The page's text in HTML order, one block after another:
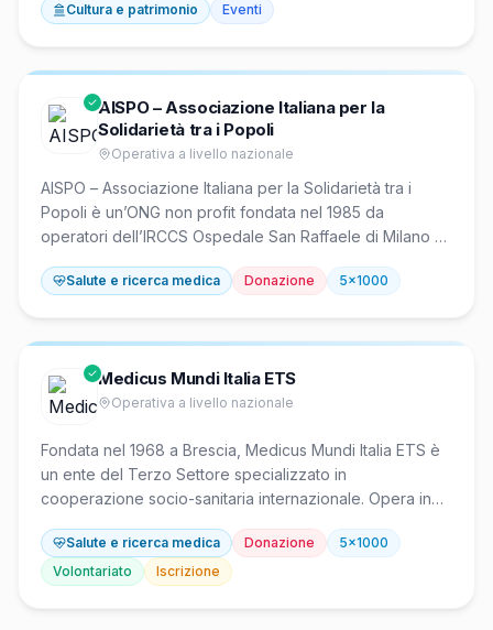
attività umanitarie, educative, artistiche e culturali. La
culto, con particolare attenzione al valore sociale del
patrimonio religioso.
Cultura e patrimonio Eventi
AISPO – Associazione Italiana per la
Solidarietà tra i Popoli
Operativa a livello nazionale
AISPO – Associazione Italiana per la Solidarietà tra i
Popoli è un’ONG non profit fondata nel 1985 da
operatori dell’IRCCS Ospedale San Raffaele di Milano e
cooperazione sanitaria internazionale. Opera in Paesi in
Colombia. Realizza progetti sanitari per sostenere
sistemi distrettuali, madri e bambini, cure critiche, con
Salute e ricerca medica Donazione 5x1000
Medicus Mundi Italia ETS
Operativa a livello nazionale
Fondata nel 1968 a Brescia, Medicus Mundi Italia ETS è
un ente del Terzo Settore specializzato in
cooperazione socio-sanitaria internazionale. Opera in
locali, con progetti focalizzati su salute comunitaria e
materno-infantile, prevenzione di malattie infettive come
Salute e ricerca medica Donazione
5x1000
Volontariato
Iscrizione